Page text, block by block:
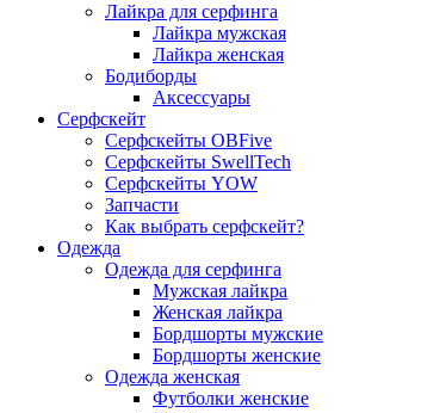
Лайкра для серфинга
Лайкра мужская
Лайкра женская
Бодиборды
Аксессуары
Серфскейт
Серфскейты OBFive
Серфскейты SwellTech
Серфскейты YOW
Запчасти
Как выбрать серфскейт?
Одежда
Одежда для серфинга
Мужская лайкра
Женская лайкра
Бордшорты мужские
Бордшорты женские
Одежда женская
Футболки женские